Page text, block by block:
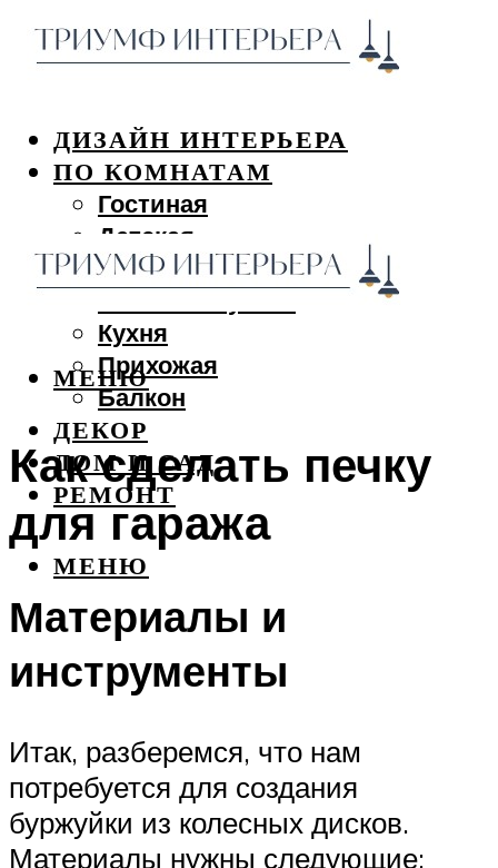
ДИЗАЙН ИНТЕРЬЕРА
ПО КОМНАТАМ
Гостиная
Детская
Спальня
Кухня
Прихожая
Балкон
ДЕКОР
ДОМ И САД
РЕМОНТ
МЕНЮ
МЕНЮ
Как сделать печку
для гаража
Материалы и
инструменты
Итак, разберемся, что нам
потребуется для создания
буржуйки из колесных дисков.
Материалы нужны следующие: